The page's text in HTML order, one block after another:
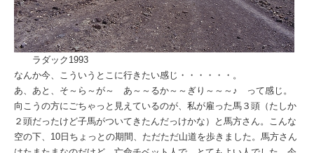
ラダック1993
なんか今、こういうとこに行きたい感じ・・・・・・。
あ、あと、そ～ら～が～ あ～～るか～～ぎり～～～♪ って感じ。
向こうの方にごちゃっと見えているのが、私が雇った馬３頭（たしか
２頭だったけど子馬がついてきたんだっけかな）と馬方さん。こんな
空の下、10日ちょっとの期間、ただただ山道を歩きました。馬方さん